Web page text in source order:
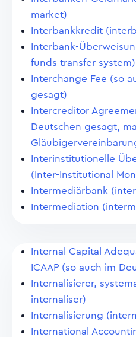
market)
Interbankkredit
Interbank-
funds transfer system)
Interchange Fee (so
gesagt)
Intercreditor
Deutschen gesagt,
Interinstitutionelle
(Inter-Institutional
Intermediärbank
Intermediation
Internal Capital
ICAAP (so auch im
Internalisierer,
internaliser)
Internalisierung
International